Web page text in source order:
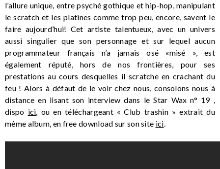
l’allure unique, entre psyché gothique et hip-hop, manipulant
le scratch et les platines comme trop peu, encore, savent le
faire aujourd’hui! Cet artiste talentueux, avec un univers
aussi singulier que son personnage et sur lequel aucun
programmateur français n’a jamais osé «misé », est
également réputé, hors de nos frontières, pour ses
prestations au cours desquelles il scratche en crachant du
feu ! Alors à défaut de le voir chez nous, consolons nous à
distance en lisant son interview dans le Star Wax n° 19 ,
dispo ici, ou en téléchargeant « Club trashin » extrait du
même album, en free download sur son site ici.